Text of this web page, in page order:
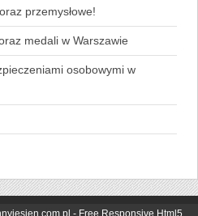
przemysłowe!
medali w Warszawie
osobowymi w